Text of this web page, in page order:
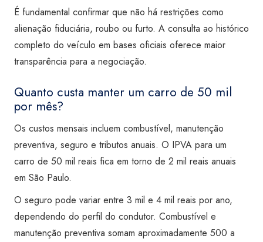
É fundamental confirmar que não há restrições como
alienação fiduciária, roubo ou furto. A consulta ao histórico
completo do veículo em bases oficiais oferece maior
transparência para a negociação.
Quanto custa manter um carro de 50 mil
por mês?
Os custos mensais incluem combustível, manutenção
preventiva, seguro e tributos anuais. O IPVA para um
carro de 50 mil reais fica em torno de 2 mil reais anuais
em São Paulo.
O seguro pode variar entre 3 mil e 4 mil reais por ano,
dependendo do perfil do condutor. Combustível e
manutenção preventiva somam aproximadamente 500 a